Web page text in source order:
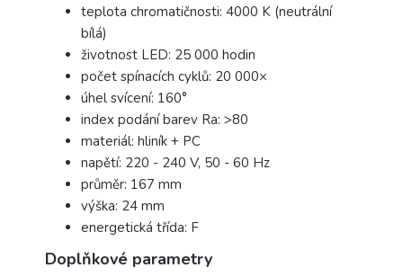
teplota chromatičnosti: 4000 K (neutrální
bílá)
životnost LED: 25 000 hodin
počet spínacích cyklů: 20 000×
úhel svícení: 160°
index podání barev Ra: >80
materiál: hliník + PC
napětí: 220 - 240 V, 50 - 60 Hz
průměr: 167 mm
výška: 24 mm
energetická třída: F
Doplňkové parametry